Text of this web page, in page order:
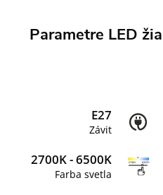
Parametre LED
E27
Závit
2700K - 6500K
Farba svetla